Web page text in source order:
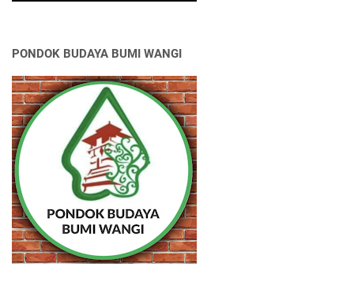
PONDOK BUDAYA BUMI WANGI